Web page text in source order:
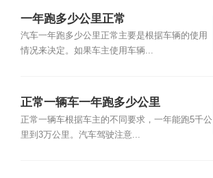
一年跑多少公里正常
汽车一年跑多少公里正常主要是根据车辆的使用
情况来决定。如果车主使用车辆...
正常一辆车一年跑多少公里
正常一辆车根据车主的不同要求，一年能跑5千公
里到3万公里。汽车驾驶注意...